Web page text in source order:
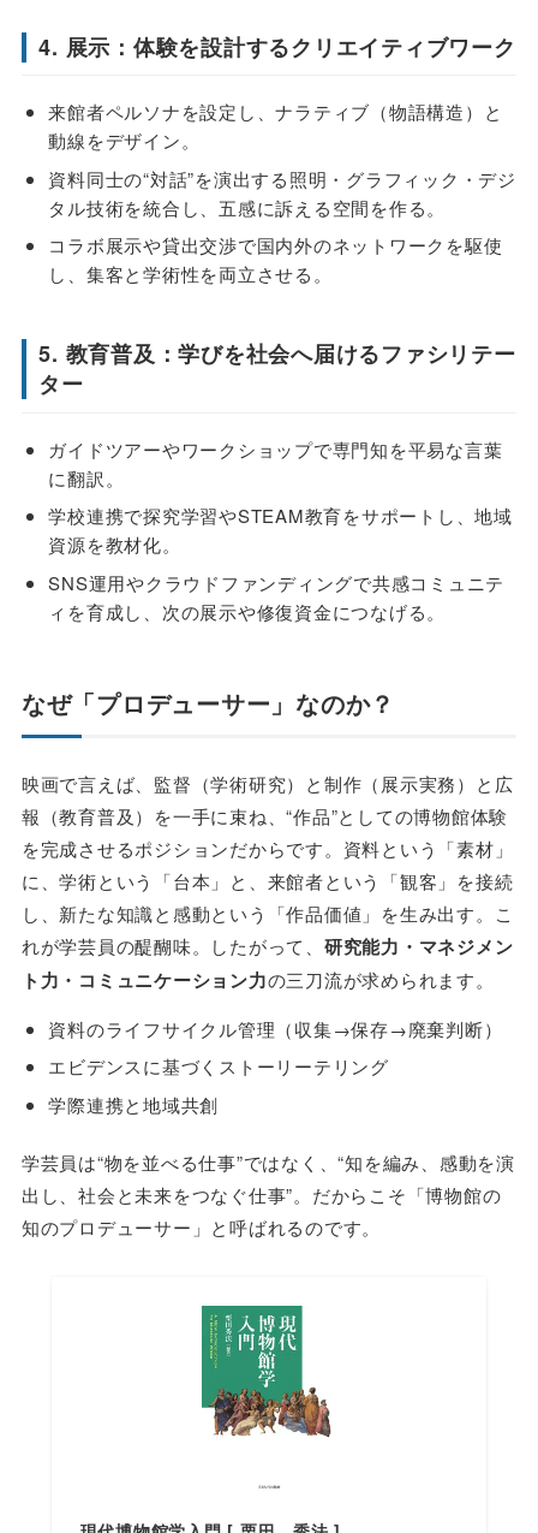
4. 展示：体験を設計するクリエイティブワーク
来館者ペルソナを設定し、ナラティブ（物語構造）と
動線をデザイン。
資料同士の“対話”を演出する照明・グラフィック・デジ
タル技術を統合し、五感に訴える空間を作る。
コラボ展示や貸出交渉で国内外のネットワークを駆使
し、集客と学術性を両立させる。
5. 教育普及：学びを社会へ届けるファシリテー
ター
ガイドツアーやワークショップで専門知を平易な言葉
に翻訳。
学校連携で探究学習やSTEAM教育をサポートし、地域
資源を教材化。
SNS運用やクラウドファンディングで共感コミュニテ
ィを育成し、次の展示や修復資金につなげる。
なぜ「プロデューサー」なのか？
映画で言えば、監督（学術研究）と制作（展示実務）と広
報（教育普及）を⼀手に束ね、“作品”としての博物館体験
を完成させるポジションだからです。資料という「素材」
に、学術という「台本」と、来館者という「観客」を接続
し、新たな知識と感動という「作品価値」を⽣み出す。こ
れが学芸員の醍醐味。したがって、 研究能力・マネジメン
ト力・コミュニケーション力の三刀流が求められます。
資料のライフサイクル管理（収集→保存→廃棄判断）
エビデンスに基づくストーリーテリング
学際連携と地域共創
学芸員は“物を並べる仕事”ではなく、“知を編み、感動を演
出し、社会と未来をつなぐ仕事”。だからこそ「博物館の
知のプロデューサー」と呼ばれるのです。